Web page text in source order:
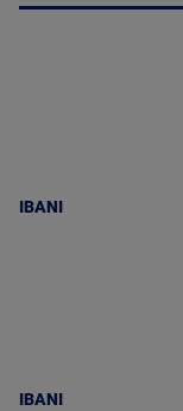
IBANI
IBANI